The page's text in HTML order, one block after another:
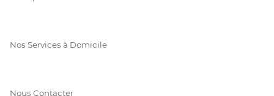
Nos Services à Domicile
Nous Contacter